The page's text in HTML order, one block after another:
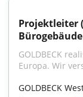
Projektleiter
Bürogebäude
GOLDBECK
Europa. Wir
GOLDBECK